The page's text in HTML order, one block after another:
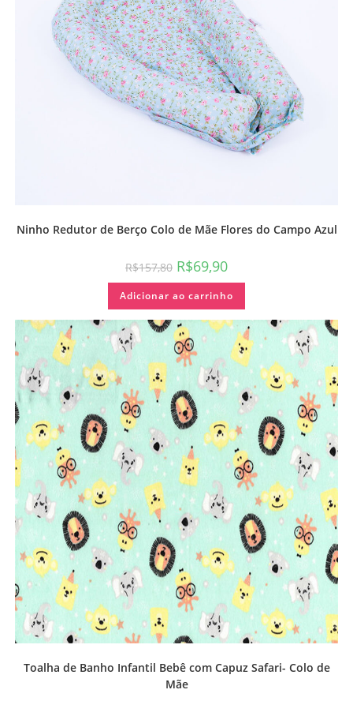
Ninho Redutor de Berço Colo de Mãe Flores do Campo Azul
R$157,80 R$69,90
Adicionar ao carrinho
Toalha de Banho Infantil Bebê com Capuz Safari- Colo de
Mãe